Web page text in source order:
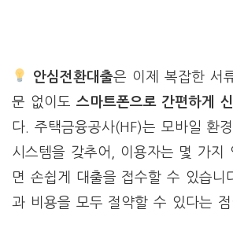
안심전환대출은 이제 복잡한 서
문 없이도 스마트폰으로 간편하게
다. 주택금융공사(HF)는 모바일 환
시스템을 갖추어, 이용자는 몇 가지
면 손쉽게 대출을 접수할 수 있습니
과 비용을 모두 절약할 수 있다는 점